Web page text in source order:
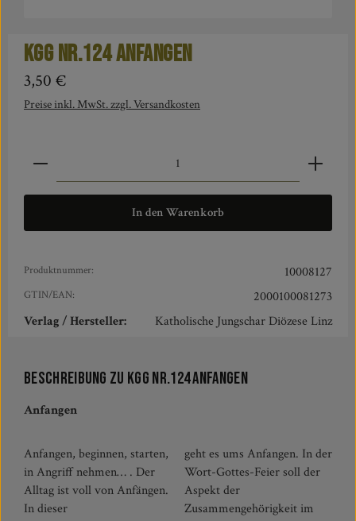
KGG Nr.124 Anfangen
Regulärer Preis:
3,50 €
Preise inkl. MwSt. zzgl. Versandkosten
Produkt Anzahl: Gib den gewünschten Wert ein oder
In den Warenkorb
Produktnummer: 10008127
GTIN/EAN:
2000100081273
Verlag / Hersteller:
Katholische Jungschar Diözese Linz
Beschreibung zu KGG Nr.124 Anfangen
Anfangen
Anfangen, beginnen, starten,
in Angriff nehmen… . Der
Alltag ist voll von Anfängen.
In dieser
geht es ums Anfangen. In der
Wort-Gottes-Feier soll der
Aspekt der
Zusammengehörigkeit im